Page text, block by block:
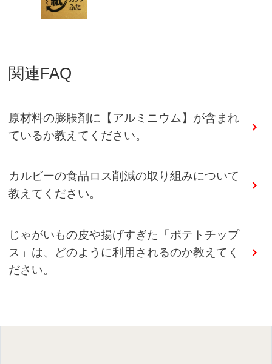
関連FAQ
原材料の膨脹剤に【アルミニウム】が含まれ
ているか教えてください。
カルビーの食品ロス削減の取り組みについて
教えてください。
じゃがいもの皮や揚げすぎた「ポテトチップ
ス」は、どのように利用されるのか教えてく
ださい。